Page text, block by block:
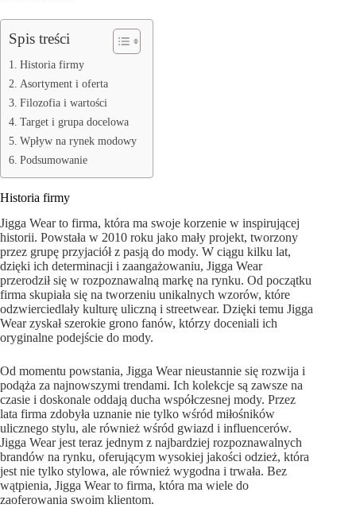
Spis treści
Historia firmy
Asortyment i oferta
Filozofia i wartości
Target i grupa docelowa
Wpływ na rynek modowy
Podsumowanie
Historia firmy
Jigga Wear to firma, która ma swoje korzenie w inspirującej
historii. Powstała w 2010 roku jako mały projekt, tworzony
przez grupę przyjaciół z pasją do mody. W ciągu kilku lat,
dzięki ich determinacji i zaangażowaniu, Jigga Wear
przerodził się w rozpoznawalną markę na rynku. Od początku
firma skupiała się na tworzeniu unikalnych wzorów, które
odzwierciedlały kulturę uliczną i streetwear. Dzięki temu Jigga
Wear zyskał szerokie grono fanów, którzy doceniali ich
oryginalne podejście do mody.
Od momentu powstania, Jigga Wear nieustannie się rozwija i
podąża za najnowszymi trendami. Ich kolekcje są zawsze na
czasie i doskonale oddają ducha współczesnej mody. Przez
lata firma zdobyła uznanie nie tylko wśród miłośników
ulicznego stylu, ale również wśród gwiazd i influencerów.
Jigga Wear jest teraz jednym z najbardziej rozpoznawalnych
brandów na rynku, oferującym wysokiej jakości odzież, która
jest nie tylko stylowa, ale również wygodna i trwała. Bez
wątpienia, Jigga Wear to firma, która ma wiele do
zaoferowania swoim klientom.